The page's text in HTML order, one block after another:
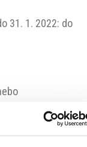
31. 1. 2022: do
to je